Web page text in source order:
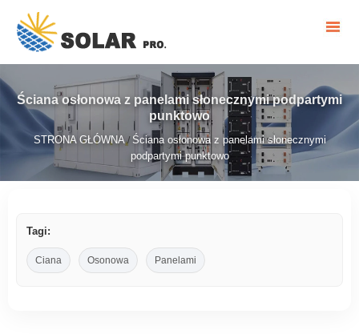
Ściana osłonowa z panelami słonecznymi podpartymi
punktowo
STRONA GŁÓWNA/ Ściana osłonowa z panelami słonecznymi
podpartymi punktowo
Tagi:
Ciana Osonowa Panelami